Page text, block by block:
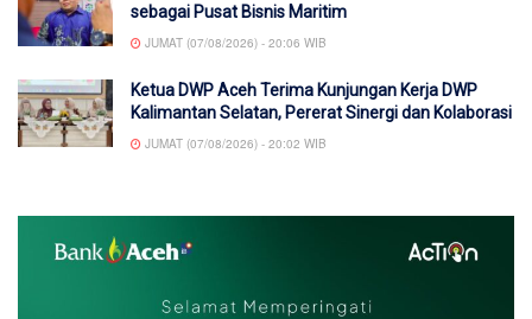
sebagai Pusat Bisnis Maritim
JUMAT (07/08/2026) - 20:06 WIB
Ketua DWP Aceh Terima Kunjungan Kerja DWP
Kalimantan Selatan, Pererat Sinergi dan Kolaborasi
JUMAT (07/08/2026) - 20:02 WIB